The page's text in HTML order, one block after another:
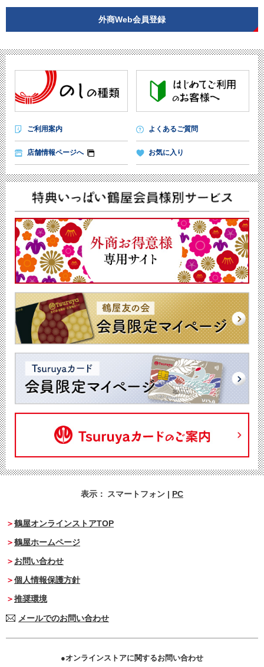
外商Web会員登録
ご利用案内 よくあるご質問
店舗情報ページへ お気に入り
表示： スマートフォン | PC
鶴屋オンラインストアTOP
鶴屋ホームページ
お問い合わせ
個人情報保護方針
推奨環境
メールでのお問い合わせ
オンラインストアに関するお問い合わせ